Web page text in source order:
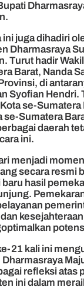
juga dihadiri
Dharmasraya
Turut hadir
Barat, Nanda
di
Syofian Hendri.
se-Sumatera
se-Sumatera
daerah
ini.
menjadi
secara resmi
hasil
21 kali ini
refleksi atas
ini dalam